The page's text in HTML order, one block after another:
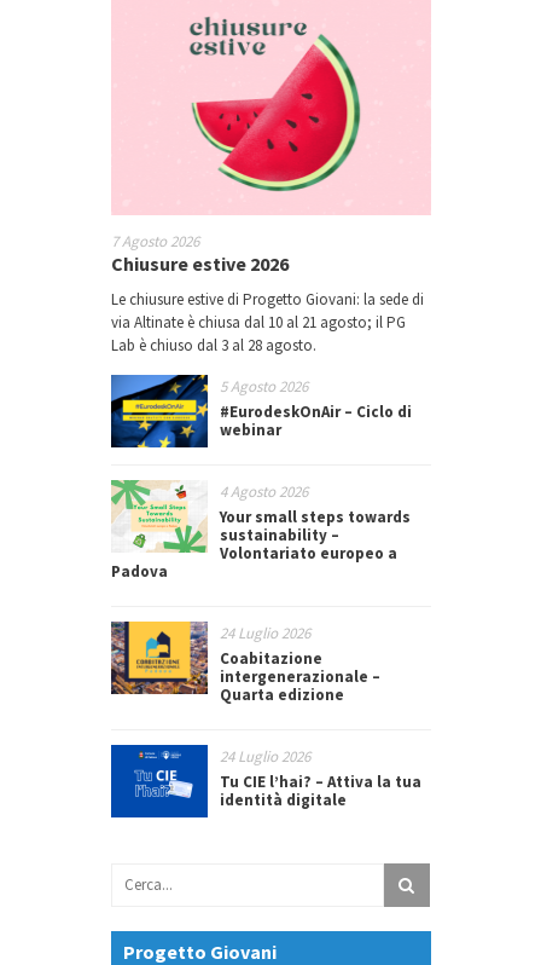
7 Agosto 2026
Chiusure estive 2026
Le chiusure estive di Progetto Giovani: la sede di
via Altinate è chiusa dal 10 al 21 agosto; il PG
Lab è chiuso dal 3 al 28 agosto.
5 Agosto 2026
#EurodeskOnAir – Ciclo di
webinar
4 Agosto 2026
Your small steps towards
sustainability –
Volontariato europeo a
Padova
24 Luglio 2026
Coabitazione
intergenerazionale –
Quarta edizione
24 Luglio 2026
Tu CIE l’hai? – Attiva la tua
identità digitale
Progetto Giovani